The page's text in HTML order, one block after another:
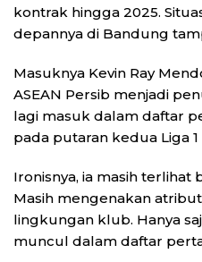
kontrak hingga 2025.
depannya di Bandung
Masuknya Kevin Ray
ASEAN Persib menjadi
lagi masuk dalam daftar
pada putaran kedua Liga
Ironisnya, ia masih terlihat
Masih mengenakan
lingkungan klub. Hanya
muncul dalam daftar